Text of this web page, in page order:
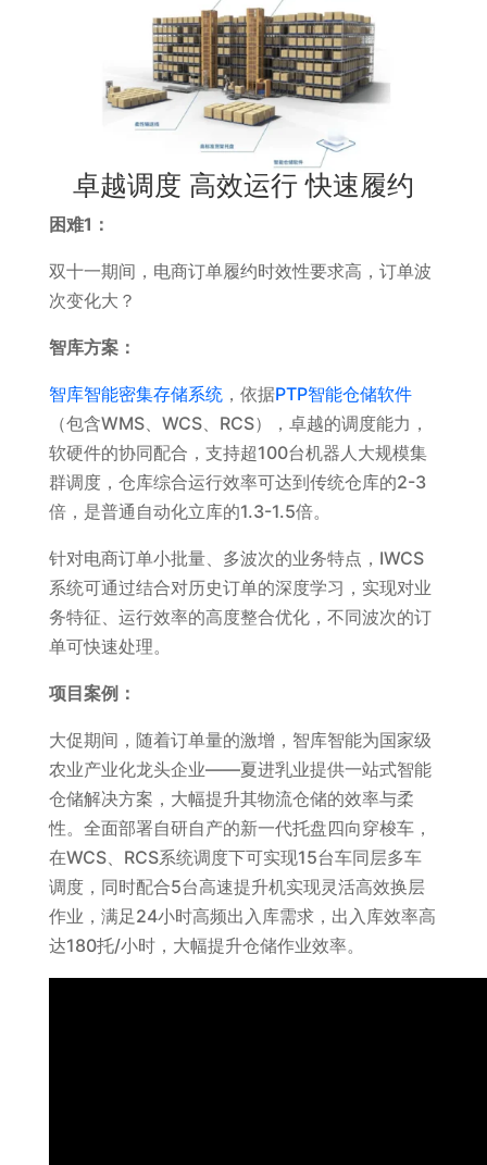
卓越调度 高效运行 快速履约
困难1：
双十一期间，电商订单履约时效性要求高，订单波
次变化大？
智库方案：
智库智能密集存储系统，依据PTP智能仓储软件
（包含WMS、WCS、RCS），卓越的调度能力，
软硬件的协同配合，支持超100台机器人大规模集
群调度，仓库综合运行效率可达到传统仓库的2-3
倍，是普通自动化立库的1.3-1.5倍。
针对电商订单小批量、多波次的业务特点，IWCS
系统可通过结合对历史订单的深度学习，实现对业
务特征、运行效率的高度整合优化，不同波次的订
单可快速处理。
项目案例：
大促期间，随着订单量的激增，智库智能为国家级
农业产业化龙头企业——夏进乳业提供一站式智能
仓储解决方案，大幅提升其物流仓储的效率与柔
性。全面部署自研自产的新一代托盘四向穿梭车，
在WCS、RCS系统调度下可实现15台车同层多车
调度，同时配合5台高速提升机实现灵活高效换层
作业，满足24小时高频出入库需求，出入库效率高
达180托/小时，大幅提升仓储作业效率。